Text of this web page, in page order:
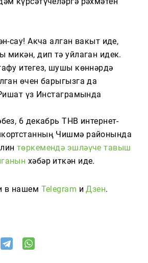
сау! Акча алган вакыт иде,
микән, дип тә уйлаган идек.
итегез, шушы көннәрдә
өчен барыгызга да
үз Инстаграмында
6 декабрь ТНВ интернет-
Чишмә районында
төркемендә эшләүче тавыш
хәбәр иткән иде.
в нашем Telegram иДзен.